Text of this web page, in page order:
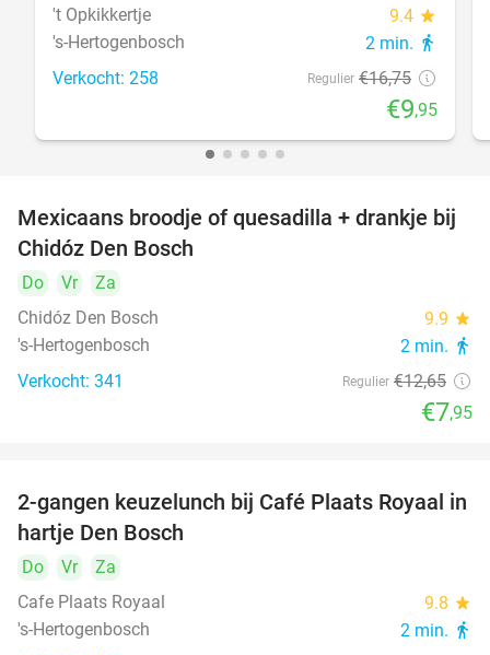
't Opkikkertje
9.4 star
's-Hertogenbosch 2 min. directions_walk
Verkocht: 258 Regulier €16,75
€9,95
37%
Mexicaans broodje of quesadilla + drankje bij
Chidóz Den Bosch
Do Vr
Za
Chidóz Den Bosch
9.9 star
's-Hertogenbosch 2 min. directions_walk
Verkocht: 341 Regulier €12,65
€7,95
36%
2-gangen keuzelunch bij Café Plaats Royaal in
hartje Den Bosch
Do Vr
Za
Cafe Plaats Royaal
9.8 star
's-Hertogenbosch 2 min. directions_walk